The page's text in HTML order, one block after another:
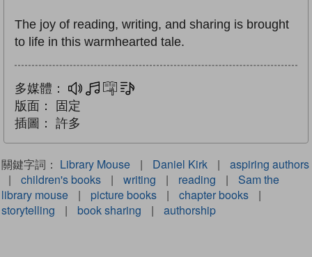
The joy of reading, writing, and sharing is brought
to life in this warmhearted tale.
多媒體： 多媒體互動練習
版面：
固定
插圖：
許多
關鍵字詞： Library Mouse | Daniel Kirk |
aspiring authors
|
children's books | writing | reading |
Sam the
library mouse
| picture books | chapter books
|
storytelling
| book sharing | authorship